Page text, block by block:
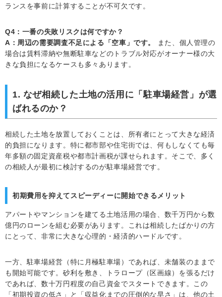
ランスを事前に計算することが不可欠です。
Q4：一番の失敗リスクは何ですか？
A：周辺の需要調査不足による「空車」です。
また、個人管理の
場合は賃料滞納や無断駐車などのトラブル対応がオーナー様の大
きな負担になるケースも多々あります。
1. なぜ相続した土地の活用に「駐車場経営」が選
ばれるのか？
相続した土地を放置しておくことは、所有者にとって大きな経済
的負担になります。特に都市部や住宅街では、何もしなくても毎
年多額の固定資産税や都市計画税が課せられます。そこで、多く
の相続人が最初に検討するのが駐車場経営です。
初期費用を抑えてスピーディーに開始できるメリット
アパートやマンションを建てる土地活用の場合、数千万円から数
億円のローンを組む必要があります。これは相続したばかりの方
にとって、非常に大きな心理的・経済的ハードルです。
一方、駐車場経営（特に月極駐車場）であれば、未舗装のままで
も開始可能です。砂利を敷き、トラロープ（区画線）を張るだけ
であれば、数十万円程度の自己資金でスタートできます。この
「初期投資の低さ」と「収益化までの圧倒的な早さ」は、他の土